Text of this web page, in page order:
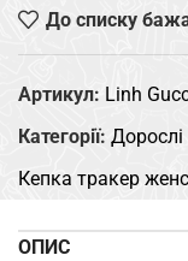
До списку
Артикул: Linh
Категорії:
Кепка тракер
ОПИС